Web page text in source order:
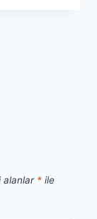
alanlar * ile